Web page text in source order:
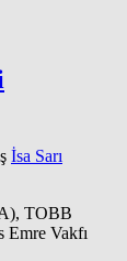
İsa Sarı
TOBB
Vakfı